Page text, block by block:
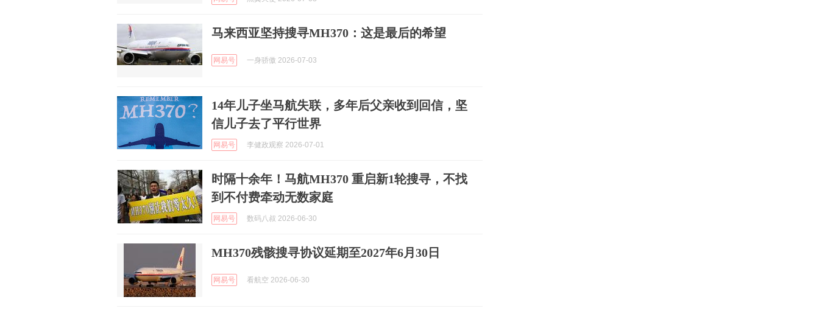
马来西亚坚持搜寻MH370：这是最后的希望
网易号 一身骄傲 2026-07-03
14年儿子坐马航失联，多年后父亲收到回信，坚
信儿子去了平行世界
网易号 李健政观察 2026-07-01
时隔十余年！马航MH370 重启新1轮搜寻，不找
到不付费牵动无数家庭
网易号 数码八叔 2026-06-30
MH370残骸搜寻协议延期至2027年6月30日
网易号 看航空 2026-06-30